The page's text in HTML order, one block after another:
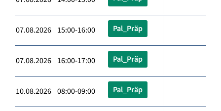
07.08.2026 15:00-16:00 Pal_Präp
07.08.2026 16:00-17:00 Pal_Präp
10.08.2026 08:00-09:00 Pal_Präp